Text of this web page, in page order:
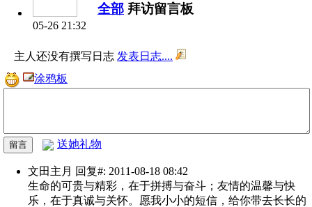
05-26 21:32
主人还没有撰写日志 发表日志....
全部 拜访留言板
涂鸦板
送她礼物
文田主月 回复#: 2011-08-18 08:42
生命的可贵与精彩，在于拼搏与奋斗；友情的温馨与快
乐，在于真诚与关怀。愿我小小的短信，给你带去长长的